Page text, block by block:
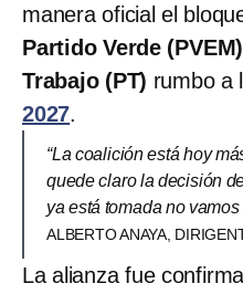
manera oficial el
Partido Verde (PVEM)
Trabajo (PT) rumbo a
2027.
“La coalición está hoy
quede claro la decisión
ya está tomada no vamos
ALBERTO ANAYA,
La alianza fue